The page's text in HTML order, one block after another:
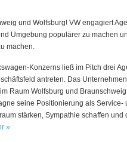
und Wolfsburg! VW engagiert
Umgebung populärer zu machen
machen.
Konzerns ließ im Pitch drei
antreten. Das
Raum Wolfsburg und
seine Positionierung als Service-
stärken, Sympathie schaffen und
»